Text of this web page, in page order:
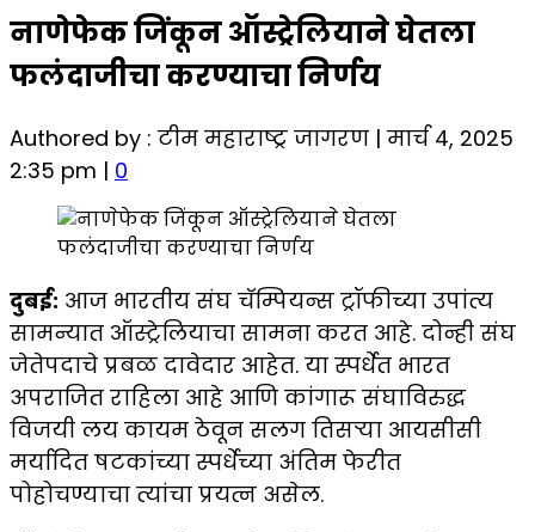
नाणेफेक जिंकून ऑस्ट्रेलियाने घेतला
फलंदाजीचा करण्याचा निर्णय
Authored by : टीम महाराष्ट्र जागरण | मार्च 4, 2025
2:35 pm | 0
दुबई: आज भारतीय संघ चॅम्पियन्स ट्रॉफीच्या उपांत्य
सामन्यात ऑस्ट्रेलियाचा सामना करत आहे. दोन्ही संघ
जेतेपदाचे प्रबळ दावेदार आहेत. या स्पर्धेत भारत
अपराजित राहिला आहे आणि कांगारू संघाविरुद्ध
विजयी लय कायम ठेवून सलग तिसऱ्या आयसीसी
मर्यादित षटकांच्या स्पर्धेच्या अंतिम फेरीत
पोहोचण्याचा त्यांचा प्रयत्न असेल.